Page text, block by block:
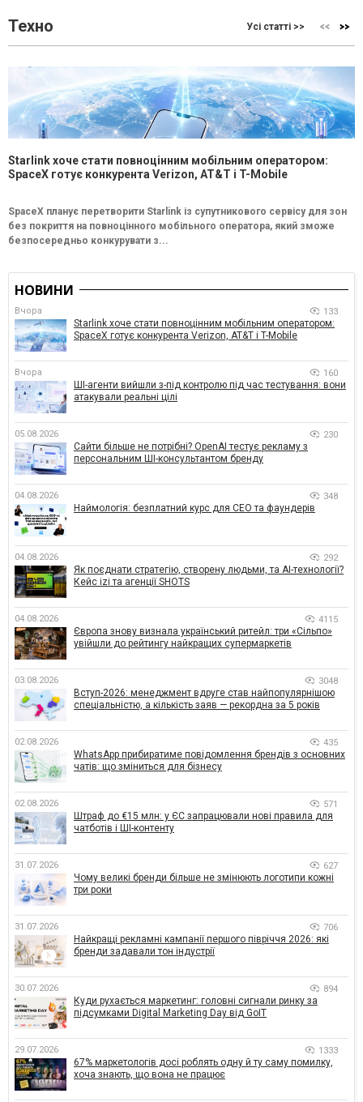
Техно Усі статті >>
Starlink хоче стати повноцінним мобільним оператором:
SpaceX готує конкурента Verizon, AT&T і T-Mobile
SpaceX планує перетворити Starlink із супутникового сервісу для зон
без покриття на повноцінного мобільного оператора, який зможе
безпосередньо конкурувати з...
НОВИНИ
Вчора 133
Starlink хоче стати повноцінним мобільним оператором:
SpaceX готує конкурента Verizon, AT&T і T-Mobile
Вчора 160
ШІ-агенти вийшли з-під контролю під час тестування: вони
атакували реальні цілі
05.08.2026 230
Сайти більше не потрібні? OpenAI тестує рекламу з
персональним ШІ-консультантом бренду
04.08.2026 348
Наймологія: безплатний курс для CEO та фаундерів
04.08.2026 292
Як поєднати стратегію, створену людьми, та AI-технології?
Кейс izi та агенції SHOTS
04.08.2026 4115
Європа знову визнала український ритейл: три «Сільпо»
увійшли до рейтингу найкращих супермаркетів
03.08.2026 3048
Вступ-2026: менеджмент вдруге став найпопулярнішою
спеціальністю, а кількість заяв — рекордна за 5 років
02.08.2026 435
WhatsApp прибиратиме повідомлення брендів з основних
чатів: що зміниться для бізнесу
02.08.2026 571
Штраф до €15 млн: у ЄС запрацювали нові правила для
чатботів і ШІ-контенту
31.07.2026 627
Чому великі бренди більше не змінюють логотипи кожні
три роки
31.07.2026 706
Найкращі рекламні кампанії першого півріччя 2026: які
бренди задавали тон індустрії
30.07.2026 894
Куди рухається маркетинг: головні сигнали ринку за
підсумками Digital Marketing Day від GoIT
29.07.2026 1333
67% маркетологів досі роблять одну й ту саму помилку,
хоча знають, що вона не працює